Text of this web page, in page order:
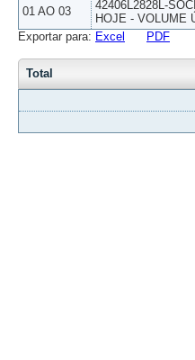
01 AO 03
42406L2828L-
HOJE - VOLUME
Exportar para: Excel PDF
Total